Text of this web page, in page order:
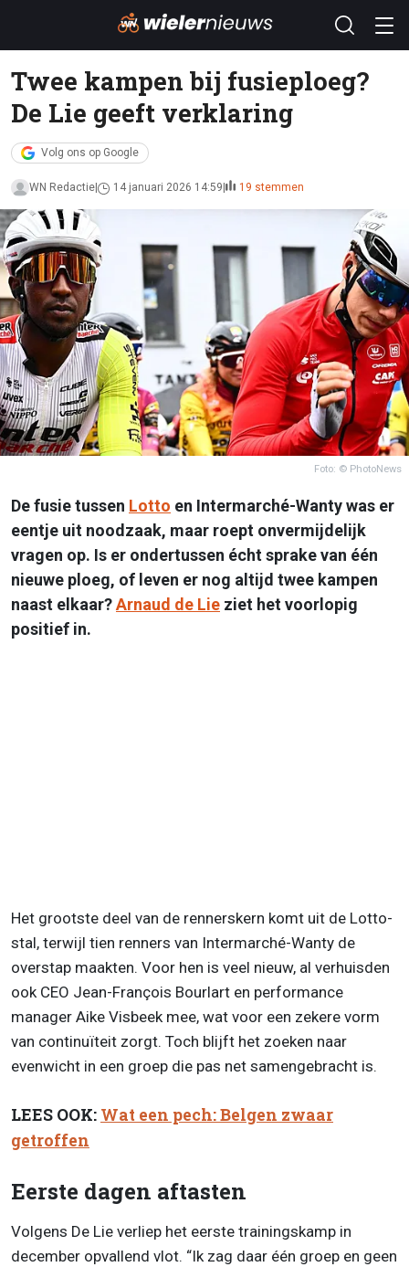
Twee kampen bij fusieploeg?
De Lie geeft verklaring
Volg ons op Google
WN Redactie 14 januari 2026 14:59 19 stemmen
Foto: © PhotoNews
De fusie tussen Lotto en Intermarché-Wanty was er
eentje uit noodzaak, maar roept onvermijdelijk
vragen op. Is er ondertussen écht sprake van één
nieuwe ploeg, of leven er nog altijd twee kampen
naast elkaar?Arnaud de Lie ziet het voorlopig
positief in.
Het grootste deel van de rennerskern komt uit de Lotto-
stal, terwijl tien renners van Intermarché-Wanty de
overstap maakten. Voor hen is veel nieuw, al verhuisden
ook CEO Jean-François Bourlart en performance
manager Aike Visbeek mee, wat voor een zekere vorm
van continuïteit zorgt. Toch blijft het zoeken naar
evenwicht in een groep die pas net samengebracht is.
LEES OOK: Wat een pech: Belgen zwaar
getroffen
Eerste dagen aftasten
Volgens De Lie verliep het eerste trainingskamp in
december opvallend vlot. “Ik zag daar één groep en geen